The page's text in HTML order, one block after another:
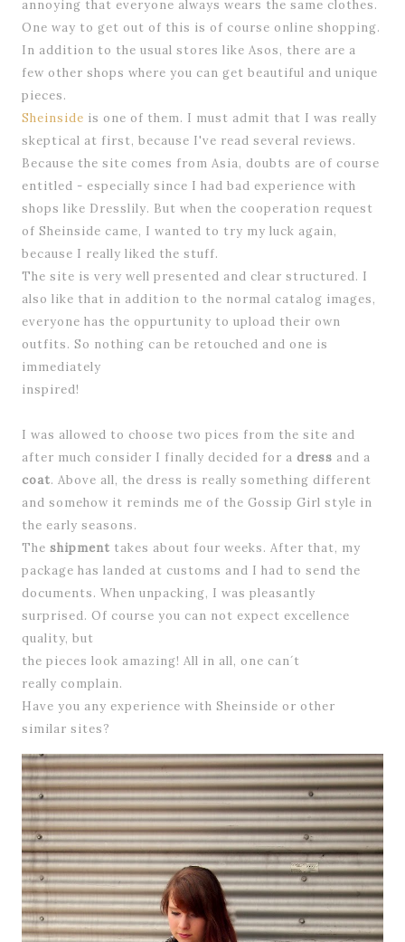
annoying that everyone always wears the same clothes.
One way to get out of this is of course online shopping.
In addition to the usual stores like Asos, there are a
few other shops where you can get beautiful andunique
pieces.
Sheinside is one of them. I must admit that I was really
skeptical at first, because I've readseveral reviews.
Because the site comes from Asia, doubts are of course
entitled - especially since I had bad experiencewith
shops like Dresslily. But when the cooperation request
of Sheinside came, I wanted to try my luck again,
because I really liked the stuff.
The site is very well presented and clear structured. I
also like that in addition to the normal catalog images,
everyone has the oppurtunity to upload their own
outfits. So nothing can be retouched and one is
immediately
inspired!
Iwas allowed to choose two pices from the site and
after much consider I finally decided for a dress and a
coat. Above all, the dress is really something different
and somehow it reminds me of the Gossip Girl style in
the earlyseasons.
Theshipment takes about four weeks. After that, my
package has landed at customs and I had to send the
documents. When unpacking, I was pleasantly
surprised. Of course you can not expect excellence
quality, but
the pieces look amazing!All in all, one can´t
really complain.
Have you any experience with Sheinside or other
similar sites?